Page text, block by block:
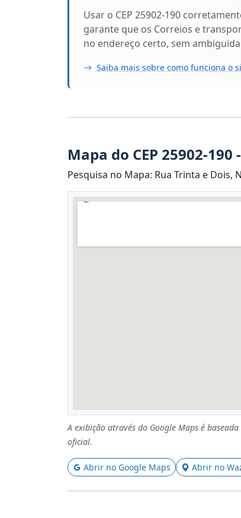
Usar o CEP 25902-190
garante que os Correios e
no endereço certo, sem
Saiba mais sobre como funciona o
Mapa do CEP 25902-
Pesquisa no Mapa: Rua Trinta e Dois,
A exibição através do Google Maps é
oficial.
Abrir no Google Maps Abrir no